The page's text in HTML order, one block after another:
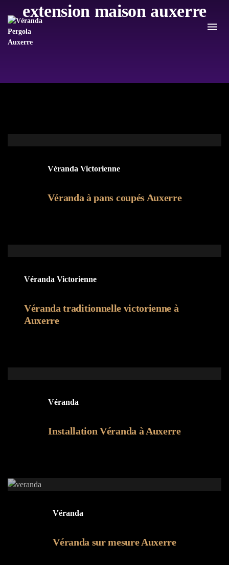
extension maison auxerre
Véranda Victorienne
Véranda à pans coupés Auxerre
Véranda Victorienne
Véranda traditionnelle victorienne à
Auxerre
Véranda
Installation Véranda à Auxerre
Véranda
Véranda sur mesure Auxerre